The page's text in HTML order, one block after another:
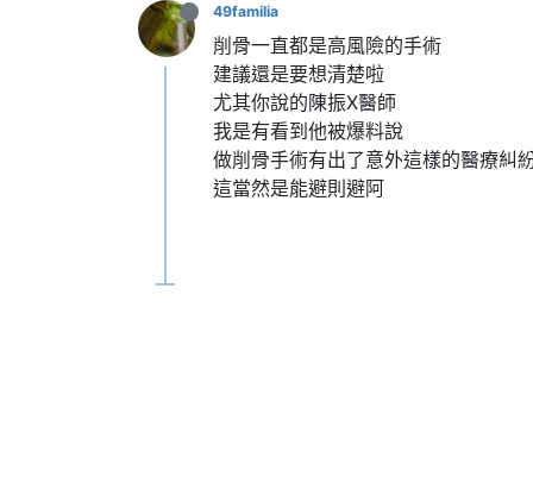
49familia
削骨一直都是高風險的手術
建議還是要想清楚啦
尤其你說的陳振X醫師
我是有看到他被爆料說
做削骨手術有出了意外這樣的醫療糾
這當然是能避則避阿